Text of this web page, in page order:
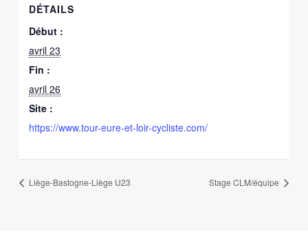
DÉTAILS
Début :
avril 23
Fin :
avril 26
Site :
https://www.tour-eure-et-loir-cycliste.com/
Liège-Bastogne-Liège U23 Stage CLM/équipe